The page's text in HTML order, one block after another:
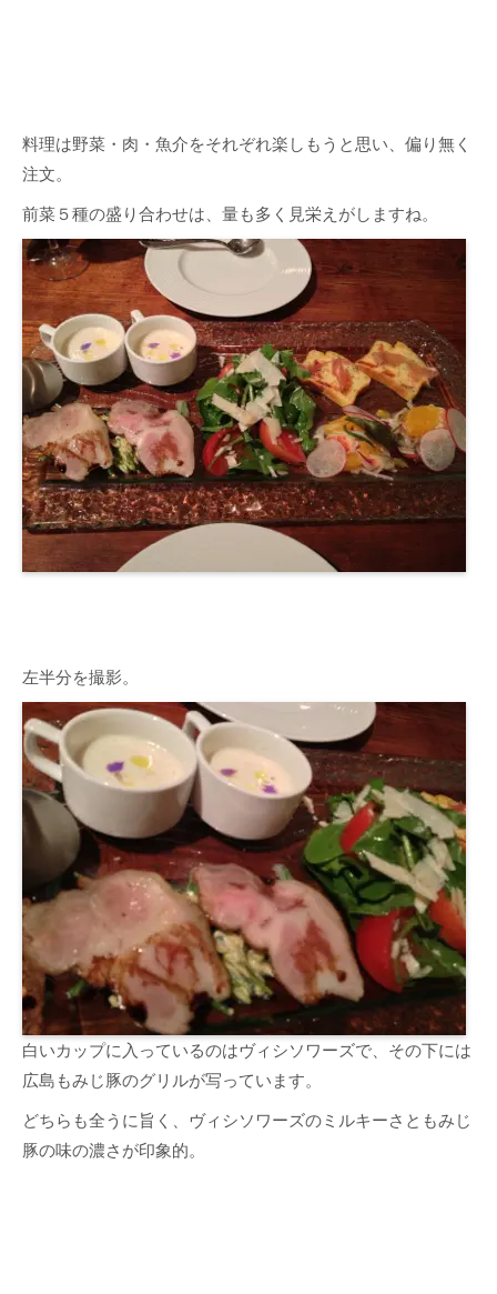
料理は野菜・肉・魚介をそれぞれ楽しもうと思い、偏り無く
注文。
前菜５種の盛り合わせは、量も多く見栄えがしますね。
左半分を撮影。
白いカップに入っているのはヴィシソワーズで、その下には
広島もみじ豚のグリルが写っています。
どちらも全うに旨く、ヴィシソワーズのミルキーさともみじ
豚の味の濃さが印象的。